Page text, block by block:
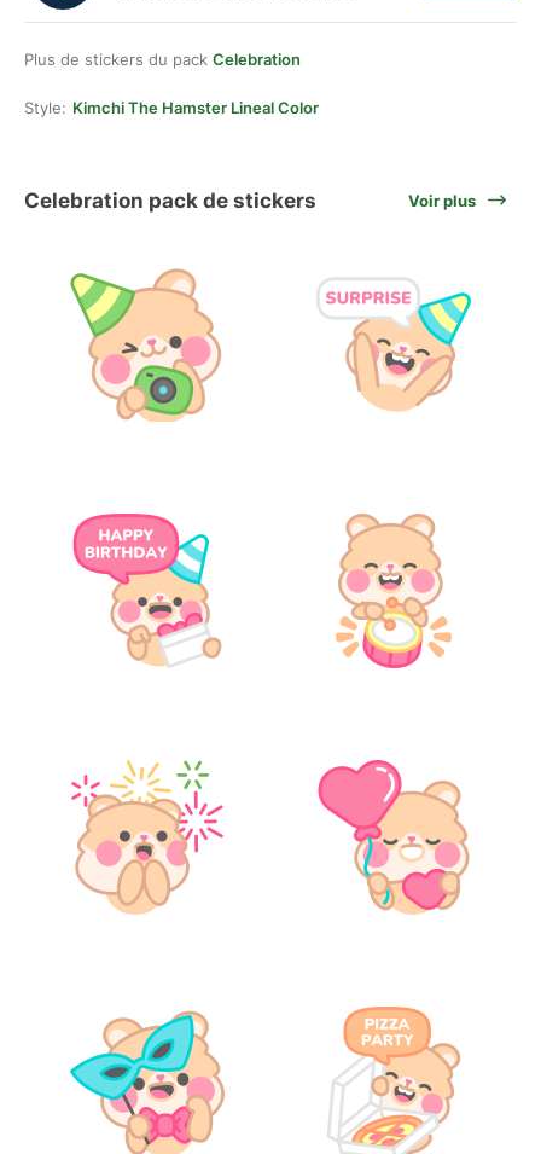
Plus de stickers du pack Celebration
Style: Kimchi The Hamster Lineal Color
Celebration pack de stickers Voir plus